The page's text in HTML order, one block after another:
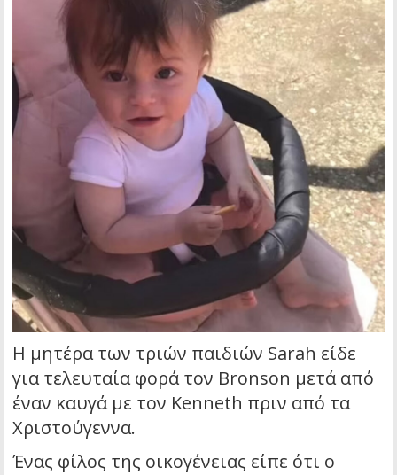
Η μητέρα των τριών παιδιών Sarah είδε
για τελευταία φορά τον Bronson μετά από
έναν καυγά με τον Kenneth πριν από τα
Χριστούγεννα.
Ένας φίλος της οικογένειας είπε ότι ο